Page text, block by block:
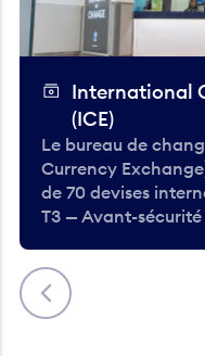
Précédent
International
(ICE)
Le bureau de
Currency
de 70 devises
T3 — Avant-sécurité